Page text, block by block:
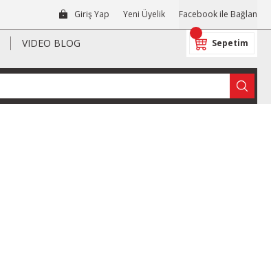
Giriş Yap Yeni Üyelik Facebook ile Bağlan
VIDEO BLOG Sepetim